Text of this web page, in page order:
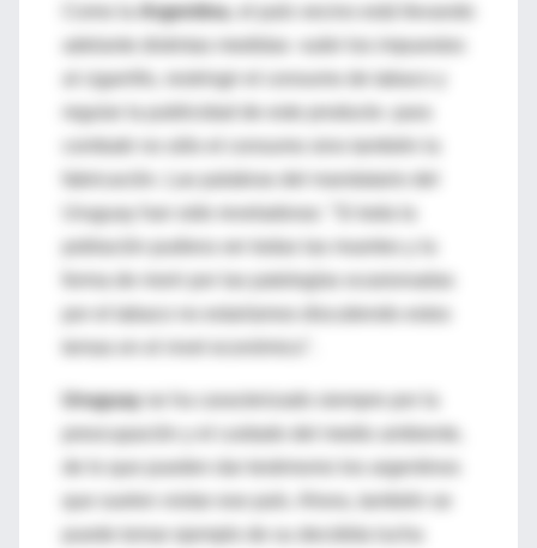
Argentina
al cigarrillo, restringir el consumo de tabaco y
regular la publicidad de este producto- para
Uruguay han sido reveladoras: "Si toda la
forma de morir por las patologías ocasionadas
Uruguay
preocupación y el cuidado del medio ambiente,
de lo que pueden dar testimonio los argentinos